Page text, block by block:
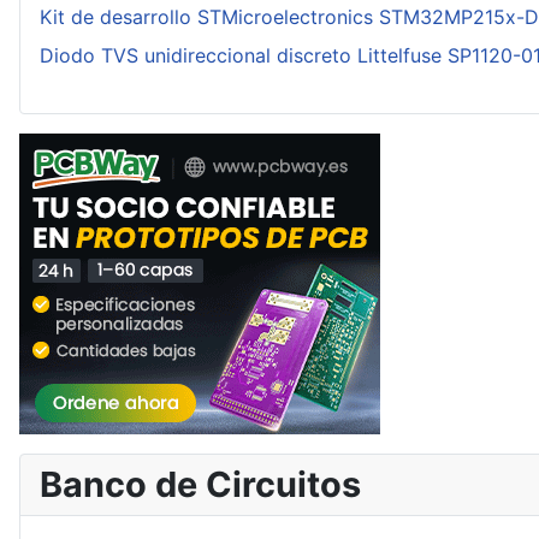
Kit de desarrollo STMicroelectronics STM32MP215x-
Diodo TVS unidireccional discreto Littelfuse SP1120-
Banco de Circuitos